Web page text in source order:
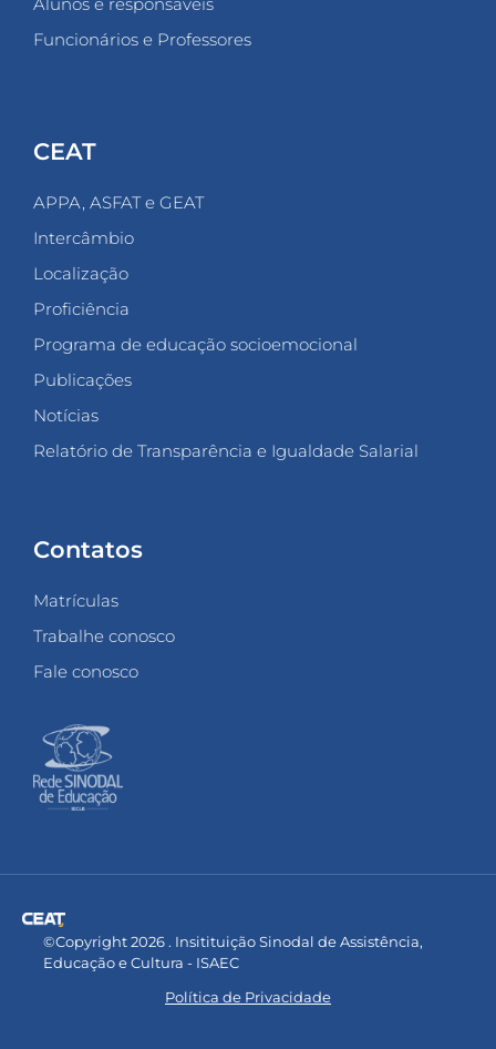
Alunos e responsáveis
Funcionários e Professores
CEAT
APPA, ASFAT e GEAT
Intercâmbio
Localização
Proficiência
Programa de educação socioemocional
Publicações
Notícias
Relatório de Transparência e Igualdade Salarial
Contatos
Matrículas
Trabalhe conosco
Fale conosco
©Copyright 2026 . Insitituição Sinodal de Assistência,
Educação e Cultura - ISAEC
Política de Privacidade